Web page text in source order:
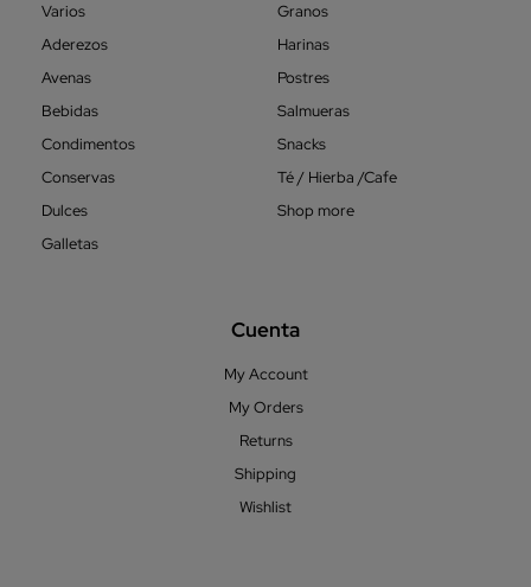
Varios
Aderezos
Avenas
Bebidas
Condimentos
Conservas
Dulces
Galletas
Granos
Harinas
Postres
Salmueras
Snacks
Té / Hierba /Cafe
Shop more
Cuenta
My Account
My Orders
Returns
Shipping
Wishlist